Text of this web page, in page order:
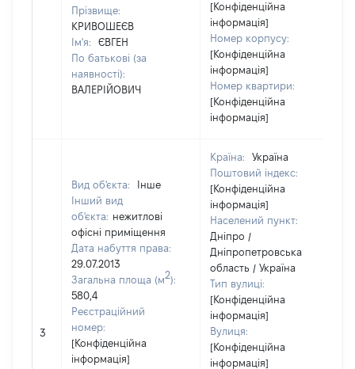
Прізвище:
КРИВОШЕЄВ
Ім'я:
ЄВГЕН
По батькові (за
наявності):
ВАЛЕРІЙОВИЧ
[Конфіденційна
інформація]
Номер корпусу:
[Конфіденційна
інформація]
Номер квартири:
[Конфіденційна
інформація]
3
Вид об'єкта:
Інше
Інший вид
об'єкта: нежитлові
офісні приміщення
Дата набуття права:
29.07.2013
Загальна площа (м2):
580,4
Реєстраційний
номер:
[Конфіденційна
інформація]
Країна:
Україна
Поштовий індекс:
[Конфіденційна
інформація]
Населений пункт:
Дніпро /
Дніпропетровська
область / Україна
Тип вулиці:
[Конфіденційна
інформація]
Вулиця:
[Конфіденційна
інформація]